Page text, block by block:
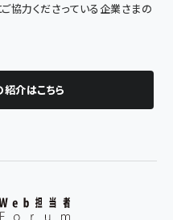
協力くださっている企業さまの
介はこちら